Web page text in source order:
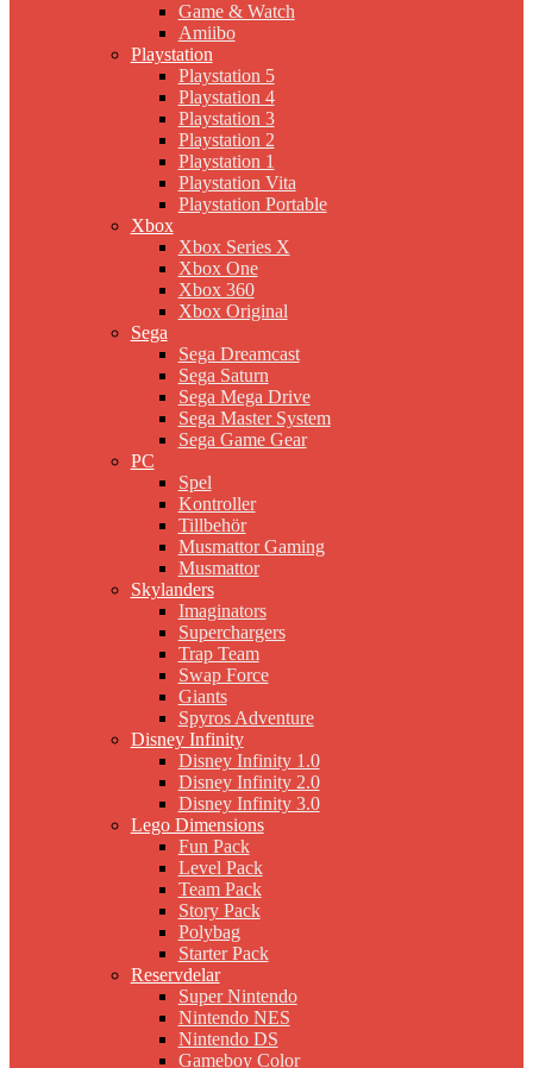
Game & Watch
Amiibo
Playstation
Playstation 5
Playstation 4
Playstation 3
Playstation 2
Playstation 1
Playstation Vita
Playstation Portable
Xbox
Xbox Series X
Xbox One
Xbox 360
Xbox Original
Sega
Sega Dreamcast
Sega Saturn
Sega Mega Drive
Sega Master System
Sega Game Gear
PC
Spel
Kontroller
Tillbehör
Musmattor Gaming
Musmattor
Skylanders
Imaginators
Superchargers
Trap Team
Swap Force
Giants
Spyros Adventure
Disney Infinity
Disney Infinity 1.0
Disney Infinity 2.0
Disney Infinity 3.0
Lego Dimensions
Fun Pack
Level Pack
Team Pack
Story Pack
Polybag
Starter Pack
Reservdelar
Super Nintendo
Nintendo NES
Nintendo DS
Gameboy Color